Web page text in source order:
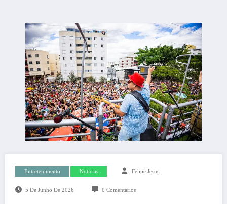
Entretenimento Noticias Felipe Jesus
5 De Junho De 2026 0 Comentários